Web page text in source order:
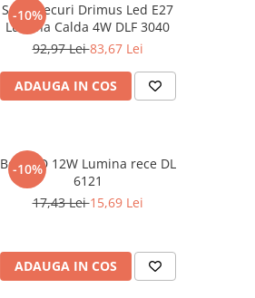
-10%
Set 8 Becuri Drimus Led E27
Lumina Calda 4W DLF 3040
92,97 Lei83,67 Lei
ADAUGA IN COS
-10%
Bec LED 12W Lumina rece DL
6121
17,43 Lei15,69 Lei
ADAUGA IN COS